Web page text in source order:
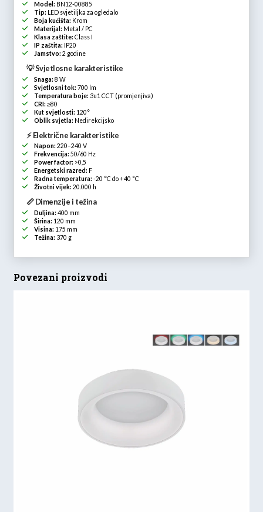
Model: BN12-00885
Tip: LED svjetiljka za ogledalo
Boja kućišta: Krom
Materijal: Metal / PC
Klasa zaštite: Class I
IP zaštita: IP20
Jamstvo: 2 godine
💡 Svjetlosne karakteristike
Snaga: 8 W
Svjetlosni tok: 700 lm
Temperatura boje: 3u1 CCT (promjenjiva)
CRI: ≥80
Kut svjetlosti: 120°
Oblik svjetla: Nedirekcijsko
⚡ Električne karakteristike
Napon: 220–240 V
Frekvencija: 50/60 Hz
Power factor: >0,5
Energetski razred: F
Radna temperatura: -20 °C do +40 °C
Životni vijek: 20.000 h
📏 Dimenzije i težina
Duljina: 400 mm
Širina: 120 mm
Visina: 175 mm
Težina: 370 g
Povezani proizvodi